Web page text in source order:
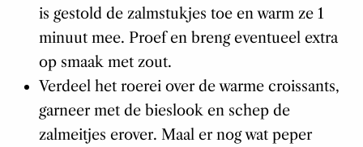
is gestold de zalmstukjes toe en warm ze 1
minuut mee. Proef en breng eventueel extra
op smaak met zout.
Verdeel het roerei over de warme croissants,
garneer met de bieslook en schep de
zalmeitjes erover. Maal er nog wat peper